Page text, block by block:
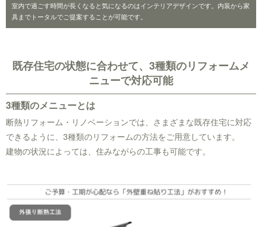
室内で過ごす時間が長くなると気になるのはインテリアデザインです。内装から家
具までトータルでご提案することが可能です。
既存住宅の状態に合わせて、3種類のリフォームメ
ニューで対応可能
3種類のメニューとは
断熱リフォーム・リノベーションでは、さまざまな既存住宅に対応
できるように、3種類のリフォームの方法をご用意しています。
建物の状況によっては、住みながらの工事も可能です。